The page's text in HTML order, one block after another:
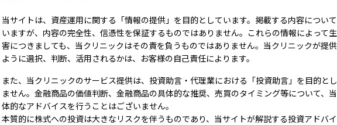
当サイトは、資産運用に関する「情報の提供」を目的としています。掲載する内容につい
いますが、内容の完全性、信憑性を保証するものではありません。これらの情報によって
害につきましても、当クリニックはその責を負うものではありません。当クリニックが提
ように選択、判断、活用されるかは、お客様の自己責任によります。
また、当クリニックのサービス提供は、投資助言・代理業における「投資助言」を目的と
ません。金融商品の価値判断、金融商品の具体的な推奨、売買のタイミング等について、
体的なアドバイスを行うことはございません。
本質的に株式への投資は大きなリスクを伴うものであり、当サイトが解説する投資アドバ